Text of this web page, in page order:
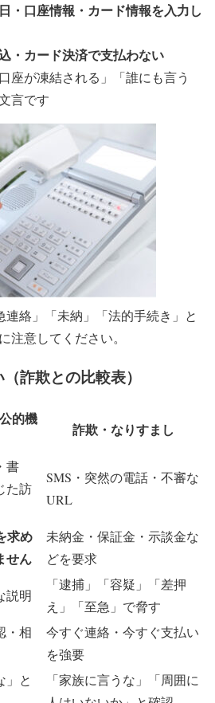
・口座情報・カード情報を入力し
・カード決済で支払わない
座が凍結される」「誰にも言う
言です
絡」「未納」「法的手続き」と
注意してください。
詐欺との比較表）
的機
詐欺・なりすまし
書
た訪
SMS・突然の電話・不審な
URL
求め
せん
未納金・保証金・示談金な
どを要求
説明
「逮捕」「容疑」「差押
え」「至急」で脅す
・相
今すぐ連絡・今すぐ支払い
を強要
」と
「家族に言うな」「周囲に